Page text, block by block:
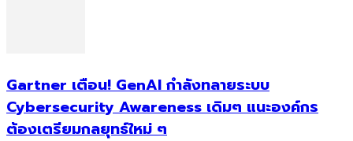
Gartner เตือน! GenAI กำลังทลายระบบ
Cybersecurity Awareness เดิมๆ แนะองค์กร
ต้องเตรียมกลยุทธ์ใหม่ ๆ